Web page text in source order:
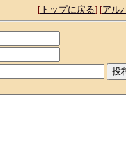
[ トップに戻る] [アル